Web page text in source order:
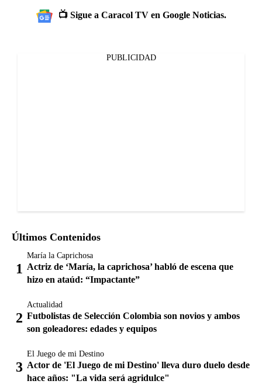
📺 Sigue a Caracol TV en Google Noticias.
PUBLICIDAD
Últimos Contenidos
María la Caprichosa
Actriz de ‘María, la caprichosa’ habló de escena que
hizo en ataúd: “Impactante”
Actualidad
Futbolistas de Selección Colombia son novios y ambos
son goleadores: edades y equipos
El Juego de mi Destino
Actor de 'El Juego de mi Destino' lleva duro duelo desde
hace años: "La vida será agridulce"